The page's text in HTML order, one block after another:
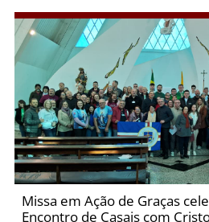
Missa em Ação de Graças
Encontro de Casais com